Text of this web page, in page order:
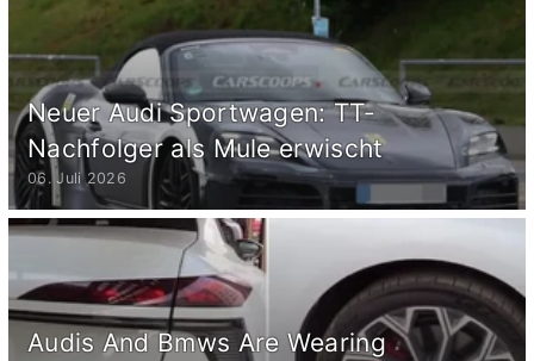
Neuer Audi Sportwagen: TT-
Nachfolger als Mule erwischt
06. Juli 2026
Audis And Bmws Are Wearing